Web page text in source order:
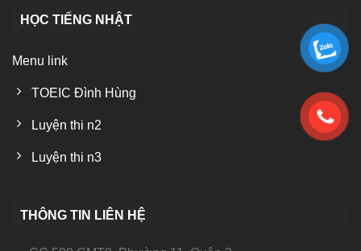
HỌC TIẾNG NHẬT
Menu link
TOEIC Đình Hùng
Luyện thi n2
Luyện thi n3
THÔNG TIN LIÊN HỆ